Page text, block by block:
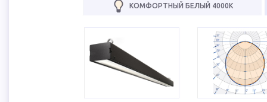
КОМФОРТНЫЙ БЕЛЫЙ 4000К